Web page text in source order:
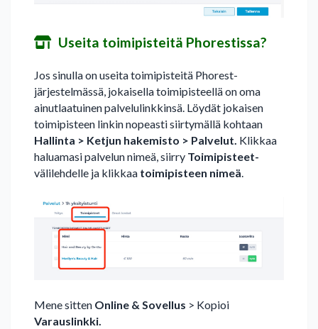
Useita toimipisteitä Phorestissa?
Jos sinulla on useita toimipisteitä Phorest-
järjestelmässä, jokaisella toimipisteellä on oma
ainutlaatuinen palvelulinkkinsä. Löydät jokaisen
toimipisteen linkin nopeasti siirtymällä kohtaan
Hallinta > Ketjun hakemisto > Palvelut. Klikkaa
haluamasi palvelun nimeä, siirry Toimipisteet-
välilehdelle ja klikkaa toimipisteen nimeä.
Mene sitten Online & Sovellus > Kopioi
Varauslinkki.